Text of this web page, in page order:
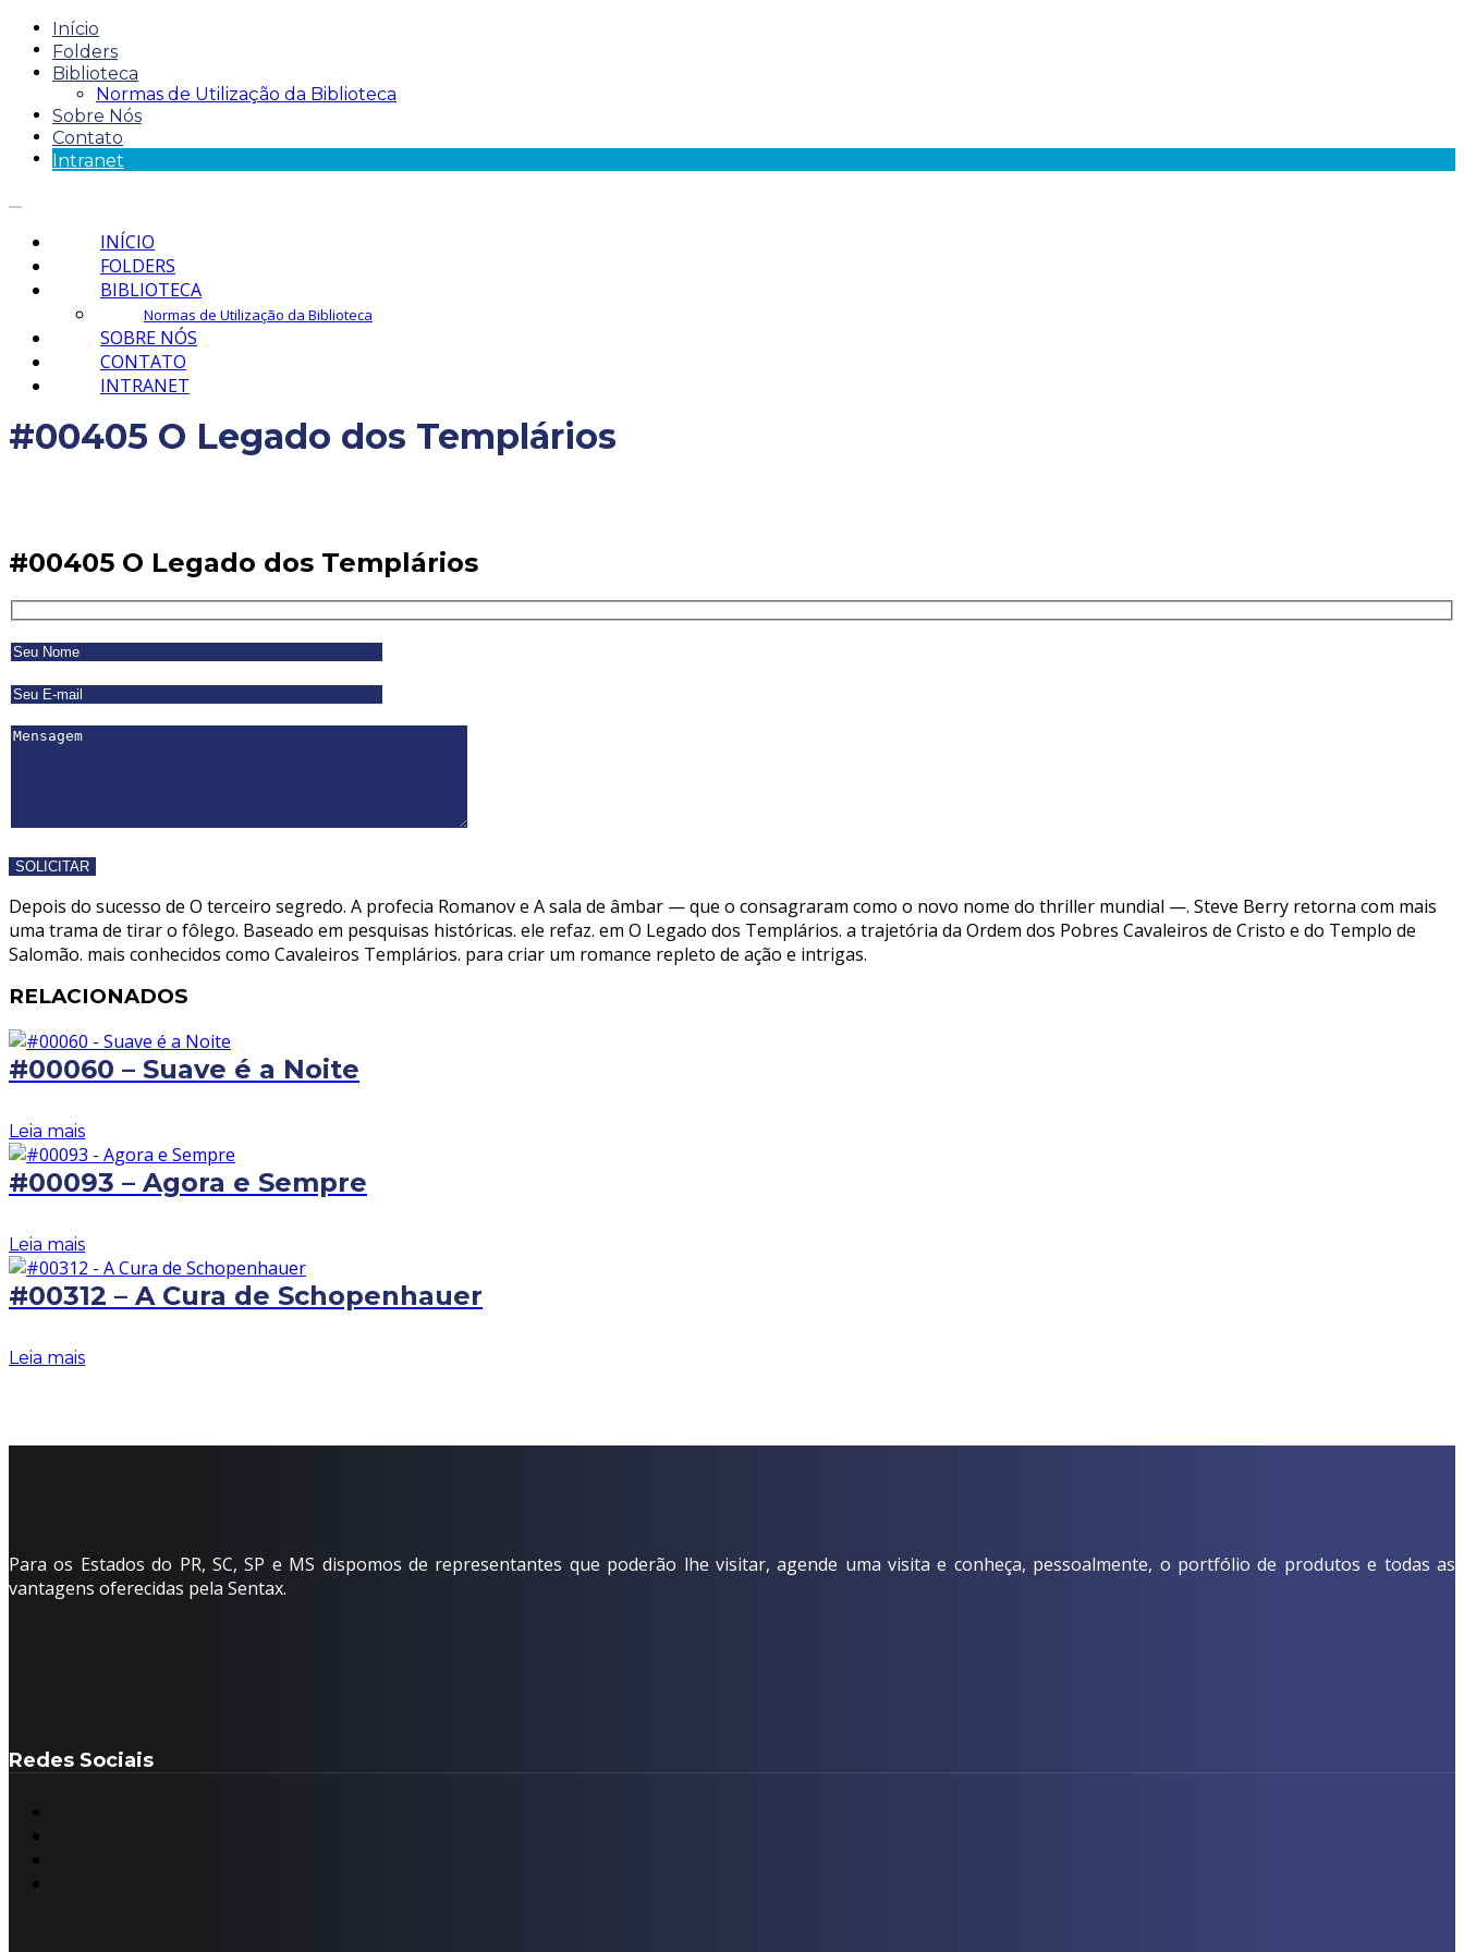
Início
Folders
Biblioteca
Normas de Utilização da Biblioteca
Sobre Nós
Contato
Intranet
INÍCIO
FOLDERS
BIBLIOTECA
Normas de Utilização da Biblioteca
SOBRE NÓS
CONTATO
INTRANET
#00405 O Legado dos Templários
#00405 O Legado dos Templários
Depois do sucesso de O terceiro segredo. A profecia Romanov e A sala de âmbar — que o consagraram como o novo nome do thriller mundial —. Steve Berry retorna com mais
uma trama de tirar o fôlego. Baseado em pesquisas históricas. ele refaz. em O Legado dos Templários. a trajetória da Ordem dos Pobres Cavaleiros de Cristo e do Templo de
Salomão. mais conhecidos como Cavaleiros Templários. para criar um romance repleto de ação e intrigas.
RELACIONADOS
#00060 – Suave é a Noite
Leia mais
#00093 – Agora e Sempre
Leia mais
#00312 – A Cura de Schopenhauer
Leia mais
Para os Estados do PR, SC, SP e MS dispomos de representantes que poderão lhe visitar, agende uma visita e conheça, pessoalmente, o portfólio de produtos e todas as
vantagens oferecidas pela Sentax.
Redes Sociais